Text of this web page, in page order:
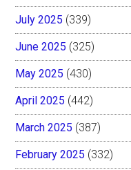
July 2025 (339)
June 2025 (325)
May 2025 (430)
April 2025 (442)
March 2025 (387)
February 2025 (332)